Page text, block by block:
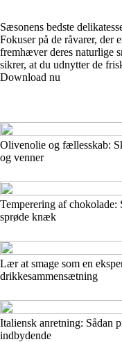
Sæsonens bedste
Fokuser på de råvarer, der
fremhæver deres naturlige
sikrer, at du udnytter de
Download nu
Olivenolie og fællesskab:
og venner
Temperering af chokolade:
sprøde knæk
Lær at smage som en
drikkesammensætning
Italiensk anretning: Sådan
indbydende